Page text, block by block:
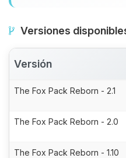
Versiones
Versión
The Fox Pack Reborn - 2.1
The Fox Pack Reborn - 2.0
The Fox Pack Reborn - 1.10